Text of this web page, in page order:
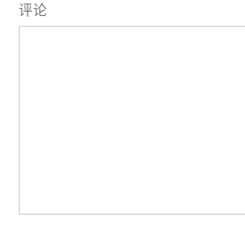
评论